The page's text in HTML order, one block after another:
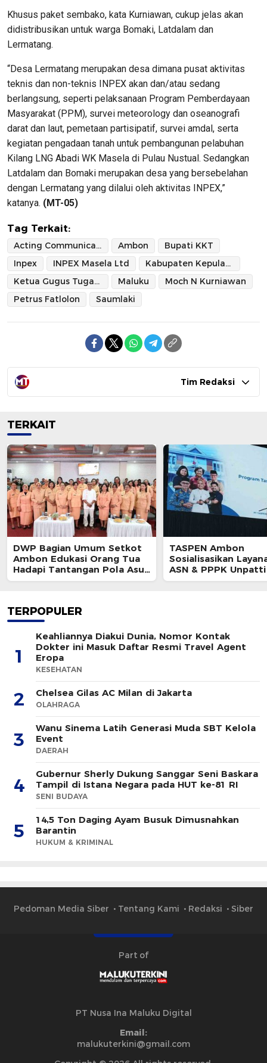
Khusus paket sembako, kata Kurniawan, cukup jelas akan
didistribusikan untuk warga Bomaki, Latdalam dan
Lermatang.
“Desa Lermatang merupakan desa dimana pusat aktivitas
teknis dan non-teknis INPEX akan dan/atau sedang
berlangsung, seperti pelaksanaan Program Pemberdayaan
Masyarakat (PPM), survei meteorology dan oseanografi
darat dan laut, pemetaan partisipatif, survei amdal, serta
kegiatan pengadaan tanah untuk pembangunan pelabuhan
Kilang LNG Abadi WK Masela di Pulau Nustual. Sedangkan
Latdalam dan Bomaki merupakan desa yang bersebelahan
dengan Lermatang yang dilalui oleh aktivitas INPEX,”
katanya. (MT-05)
Tag Terkait:
Acting Communication Manager INPEX Masela Ltd Ambon
Bupati KKT
Inpex
INPEX Masela Ltd
Kabupaten Kepulauan Tanimbar
Ketua Gugus Tugas Percepatan Penanganan Covid-19 KKT
Maluku
Moch N Kurniawan
Petrus Fatlolon
Saumlaki
Tim Redaksi
TERKAIT
DWP Bagian Umum Setkot
Ambon Edukasi Orang Tua
Hadapi Tantangan Pola Asuh
Modern
TASPEN Ambon
Sosialisasikan
ASN & PPPK Unpatti
TERPOPULER
1
Keahliannya Diakui Dunia, Nomor Kontak
Dokter ini Masuk Daftar Resmi Travel Agent
Eropa
KESEHATAN
2 Chelsea Gilas AC Milan di Jakarta
OLAHRAGA
3
Wanu Sinema Latih Generasi Muda SBT Kelola
Event
DAERAH
4
Gubernur Sherly Dukung Sanggar Seni Baskara
Tampil di Istana Negara pada HUT ke-81 RI
SENI BUDAYA
5
14,5 Ton Daging Ayam Busuk Dimusnahkan
Barantin
HUKUM & KRIMINAL
Pedoman Media Siber Tentang Kami Redaksi Siber
Part of
PT Nusa Ina Maluku Digital
Email:
malukuterkini@gmail.com